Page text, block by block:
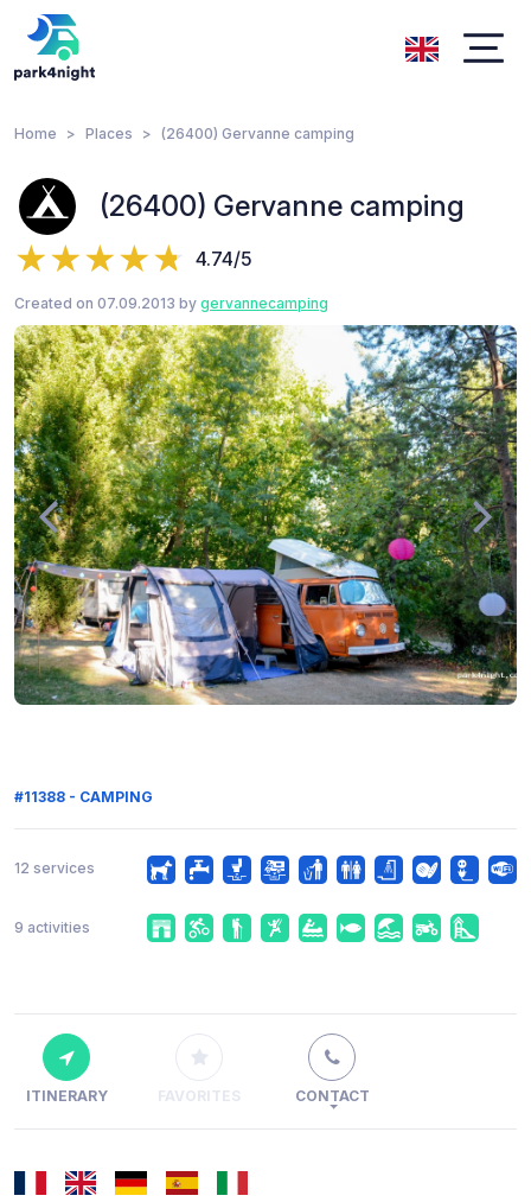
Home Places (26400) Gervanne camping
(26400) Gervanne camping
4.74/5
Created on 07.09.2013 by gervannecamping
#11388 - CAMPING
12 services
9 activities
ITINERARY FAVORITES CONTACT